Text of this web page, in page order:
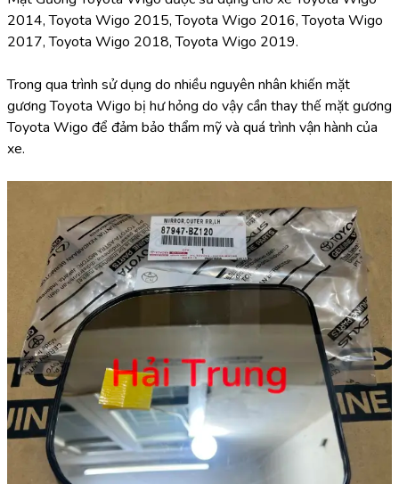
2014, Toyota Wigo 2015, Toyota Wigo 2016, Toyota Wigo
2017, Toyota Wigo 2018, Toyota Wigo 2019.
Trong qua trình sử dụng do nhiều nguyên nhân khiến mặt
gương Toyota Wigo bị hư hỏng do vậy cần thay thế mặt gương
Toyota Wigo để đảm bảo thẩm mỹ và quá trình vận hành của
xe.